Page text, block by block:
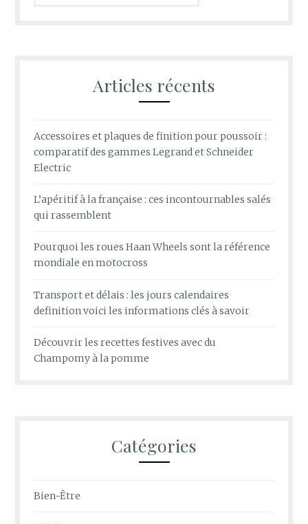
Articles récents
Accessoires et plaques de finition pour poussoir :
comparatif des gammes Legrand et Schneider
Electric
L’apéritif à la française : ces incontournables salés
qui rassemblent
Pourquoi les roues Haan Wheels sont la référence
mondiale en motocross
Transport et délais : les jours calendaires
definition voici les informations clés à savoir
Découvrir les recettes festives avec du
Champomy à la pomme
Catégories
Bien-Être